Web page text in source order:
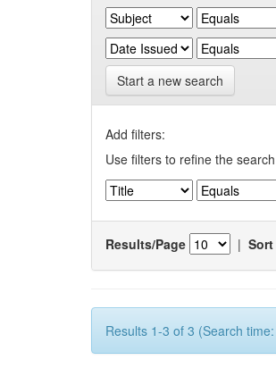
Start a new search
Add filters:
Use filters to refine the
Results/Page |
Results 1-3 of 3 (Search